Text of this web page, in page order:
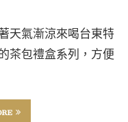
天氣漸涼來喝台東特
茶包禮盒系列，方便